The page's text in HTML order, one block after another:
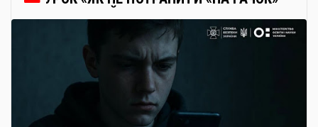
РОСІЙСЬКИХ СПЕЦСЛУЖБ